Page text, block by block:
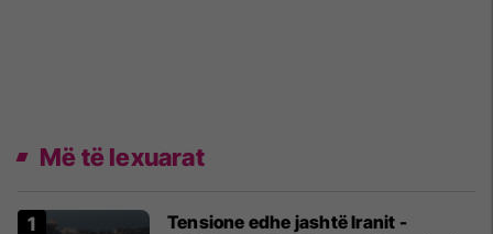
Më të lexuarat
Tensione edhe jashtë Iranit -